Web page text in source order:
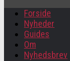
Forside
Nyheder
Guides
Om
Nyhedsbrev